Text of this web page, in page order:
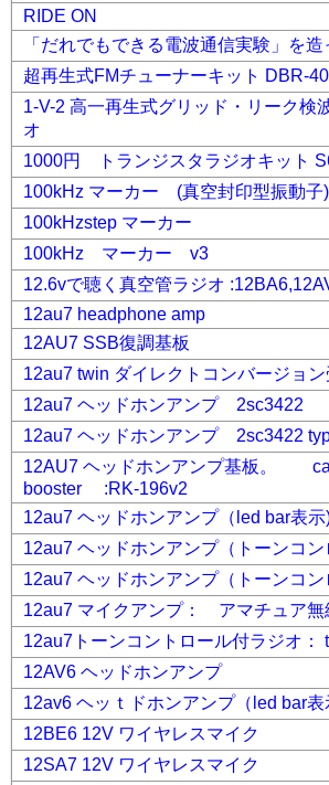
RIDE ON
「だれでもできる電波通信実験」を造
超再生式FMチューナーキット DBR-
1-V-2 高一再生式グリッド・リーク
オ
1000円 トランジスタラジオキット
100kHz マーカー (真空封印型振動子)
100kHzstep マーカー
100kHz マーカー v3
12.6vで聴く真空管ラジオ
12au7 headphone amp
12AU7 SSB復調基板
12au7 twin ダイレクトコンバージョ
12au7 ヘッドホンアンプ 2sc3422
12au7 ヘッドホンアンプ 2sc3422
12AU7 ヘッドホンアンプ基板。
booster :RK-196v2
12au7 ヘッドホンアンプ（led bar表示
12au7 ヘッドホンアンプ（トーンコ
12au7 ヘッドホンアンプ（トーンコン
12au7 マイクアンプ： アマチュア
12au7トーンコントロール付ラジオ：
12AV6 ヘッドホンアンプ
12av6 ヘッｔドホンアンプ（led bar表
12BE6 12V ワイヤレスマイク
12SA7 12V ワイヤレスマイク